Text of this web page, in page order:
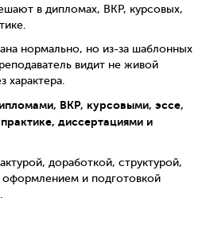
в дипломах, ВКР, курсовых,
нормально, но из-за шаблонных
видит не живой
характера.
ВКР, курсовыми, эссе,
диссертациями и
доработкой, структурой,
оформлением и подготовкой